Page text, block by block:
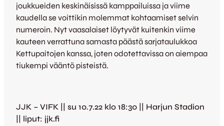
joukkueiden keskinäisissä kamppailuissa ja viime
kaudella se voittikin molemmat kohtaamiset selvin
numeroin. Nyt vaasalaiset löytyvät kuitenkin viime
kauteen verrattuna samasta päästä sarjataulukkoa
Kettupaitojen kanssa, joten odotettavissa on aiempaa
tiukempi vääntö pisteistä.
JJK – VIFK || su 10.7.22 klo 18:30 || Harjun Stadion
|| liput: jjk.fi